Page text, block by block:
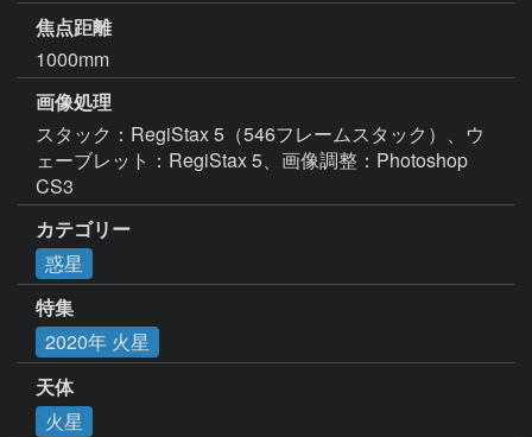
焦点距離
1000mm
画像処理
スタック：RegiStax 5（546フレームスタック）、ウ
ェーブレット：RegiStax 5、画像調整：Photoshop
CS3
カテゴリー
惑星
特集
2020年 火星
天体
火星